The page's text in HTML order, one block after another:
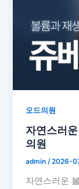
오드의원
자연스러
의원
admin/2026-
자연스러운